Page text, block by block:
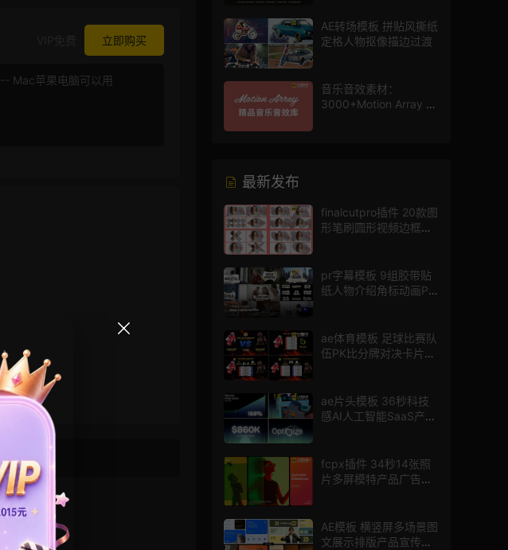
立即购买
-- Mac苹果电脑可以用
AE转场模板 拼贴风撕纸
定格人物抠像描边过渡
音乐音效素材：
3000+Motion Array 影
最新发布
finalcutpro插件 20款图
形笔刷圆形视频边框遮
pr字幕模板 9组胶带贴
纸人物介绍角标动画PR
ae体育模板 足球比赛队
伍PK比分牌对决卡片球
ae片头模板 36秒科技
感AI人工智能SaaS产品
fcpx插件 34秒14张照
片多屏模特产品广告宣
AE模板 横竖屏多场景图
文展示排版产品宣传视